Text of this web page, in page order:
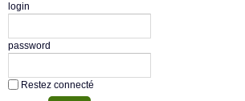
login
password
Restez connecté